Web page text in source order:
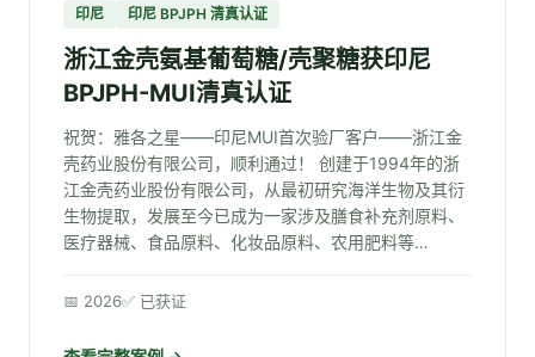
印尼 印尼 BPJPH 清真认证
浙江金壳氨基葡萄糖/壳聚糖获印尼
BPJPH-MUI清真认证
祝贺：雅各之星——印尼MUI首次验厂客户——浙江金
壳药业股份有限公司，顺利通过！ 创建于1994年的浙
江金壳药业股份有限公司，从最初研究海洋生物及其衍
生物提取，发展至今已成为一家涉及膳食补充剂原料、
医疗器械、食品原料、化妆品原料、农用肥料等…
📅 2026✅ 已获证